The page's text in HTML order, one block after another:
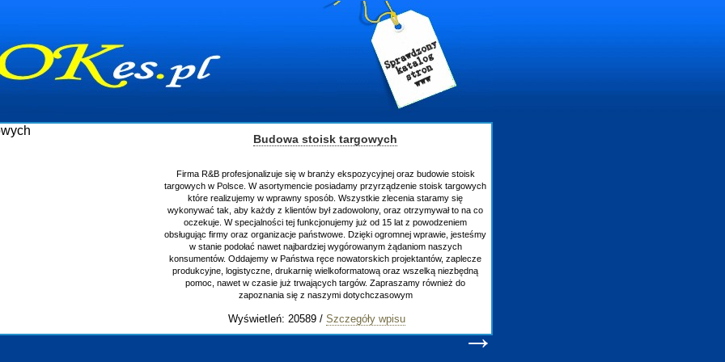
Budowa stoisk targowych
Firma R&B profesjonalizuje się w branży ekspozycyjnej oraz budowie stoisk
targowych w Polsce. W asortymencie posiadamy przyrządzenie stoisk targowych
które realizujemy w wprawny sposób. Wszystkie zlecenia staramy się
wykonywać tak, aby każdy z klientów był zadowolony, oraz otrzymywał to na co
oczekuje. W specjalności tej funkcjonujemy już od 15 lat z powodzeniem
obsługując firmy oraz organizacje państwowe. Dzięki ogromnej wprawie, jesteśmy
w stanie podołać nawet najbardziej wygórowanym żądaniom naszych
konsumentów. Oddajemy w Państwa ręce nowatorskich projektantów, zaplecze
produkcyjne, logistyczne, drukarnię wielkoformatową oraz wszelką niezbędną
pomoc, nawet w czasie już trwających targów. Zapraszamy również do
zapoznania się z naszymi dotychczasowym
Wyświetleń: 20589 /Szczegóły wpisu
→